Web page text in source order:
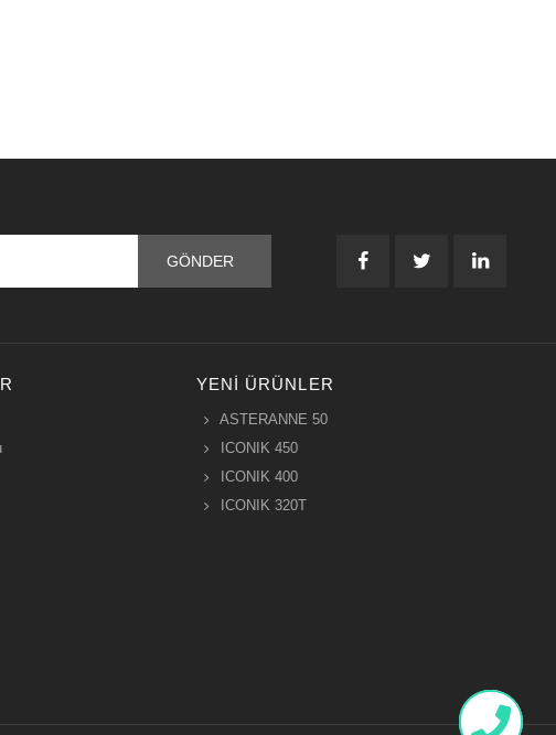
YENI ÜRÜNLER
ASTERANNE 50
ICONIK 450
ICONIK 400
ICONIK 320T